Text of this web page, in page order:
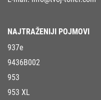
NAJTRAŽENIJI POJMOVI
937e
9436B002
953
953 XL